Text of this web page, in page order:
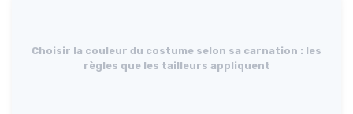
Choisir la couleur du costume selon sa carnation : les
règles que les tailleurs appliquent